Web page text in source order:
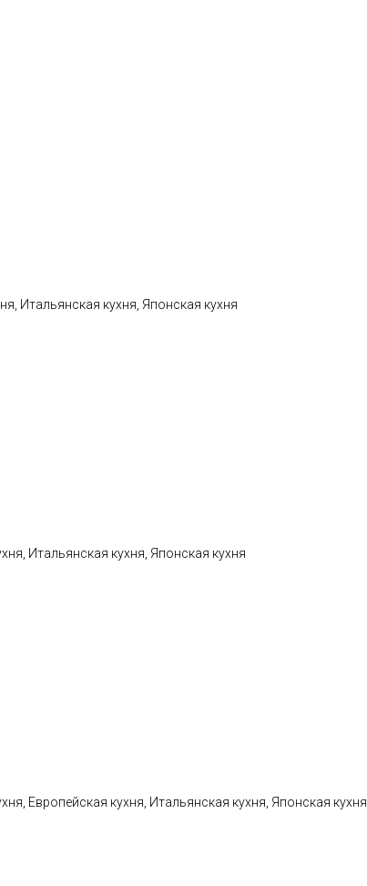
Итальянская кухня, Японская кухня
Итальянская кухня, Японская кухня
Европейская кухня, Итальянская кухня, Японская кухня